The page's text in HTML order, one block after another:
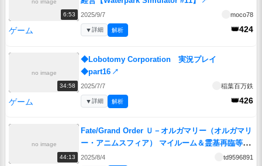
no image
6:53 2025/9/7 moco78
ゲーム 👑424
▼詳細 解析
no image
34:58
◆Lobotomy Corporation 実況プレイ
◆part16 ↗
2025/7/7 稲葉百万鉄
ゲーム 👑426
▼詳細 解析
no image
44:13
Fate/Grand Order Ｕ－オルガマリー（オルガマリ
ー・アニムスフィア） マイルーム＆霊基再臨等ボ
イス集
2025/8/4 td9596891